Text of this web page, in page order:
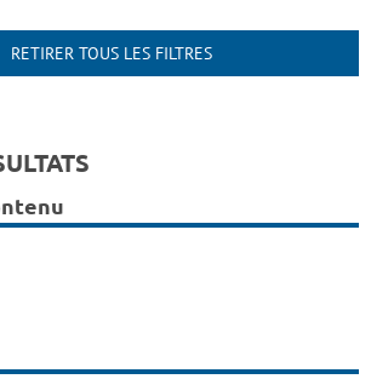
RETIRER TOUS LES FILTRES